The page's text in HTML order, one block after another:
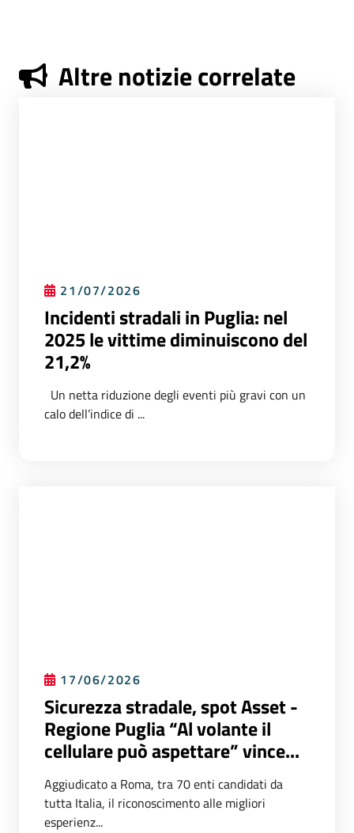
Altre notizie correlate
21/07/2026
Incidenti stradali in Puglia: nel
2025 le vittime diminuiscono del
21,2%
Un netta riduzione degli eventi più gravi con un
calo dell’indice di ...
17/06/2026
Sicurezza stradale, spot Asset -
Regione Puglia “Al volante il
cellulare può aspettare” vince...
Aggiudicato a Roma, tra 70 enti candidati da
tutta Italia, il riconoscimento alle migliori
esperienz...